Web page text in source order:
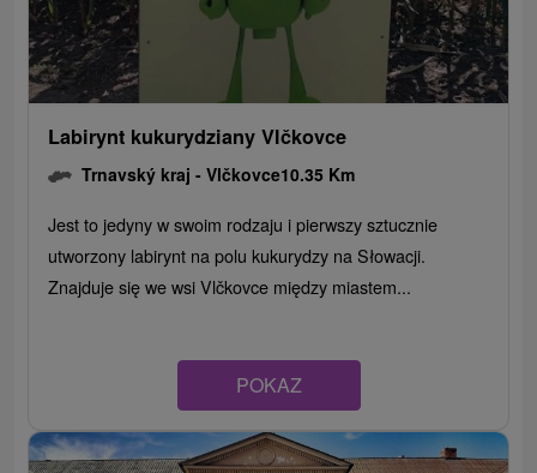
Labirynt kukurydziany Vlčkovce
Trnavský kraj -Vlčkovce10.35 Km
Jest to jedyny w swoim rodzaju i pierwszy sztucznie
utworzony labirynt na polu kukurydzy na Słowacji.
Znajduje się we wsi Vlčkovce między miastem...
POKAZ